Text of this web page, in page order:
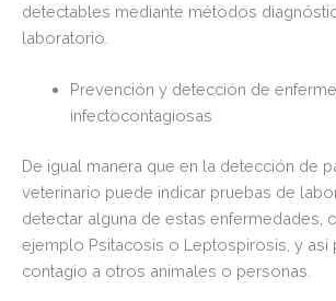
detectables mediante métodos
laboratorio.
Prevención y detección de
infectocontagiosas
De igual manera que en la detección de
veterinario puede indicar pruebas de
detectar alguna de estas enfermedades,
ejemplo Psitacosis o Leptospirosis, y así
contagio a otros animales o personas.